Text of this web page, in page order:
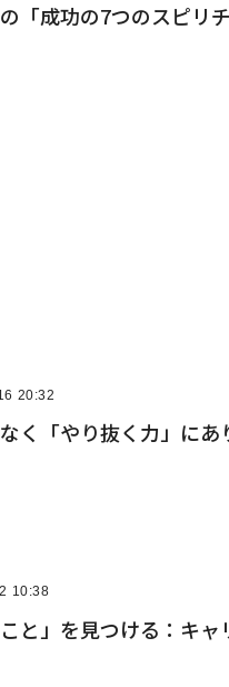
「成功の7つのスピリ
20:32
く「やり抜く力」にあ
10:38
と」を見つける：キャ